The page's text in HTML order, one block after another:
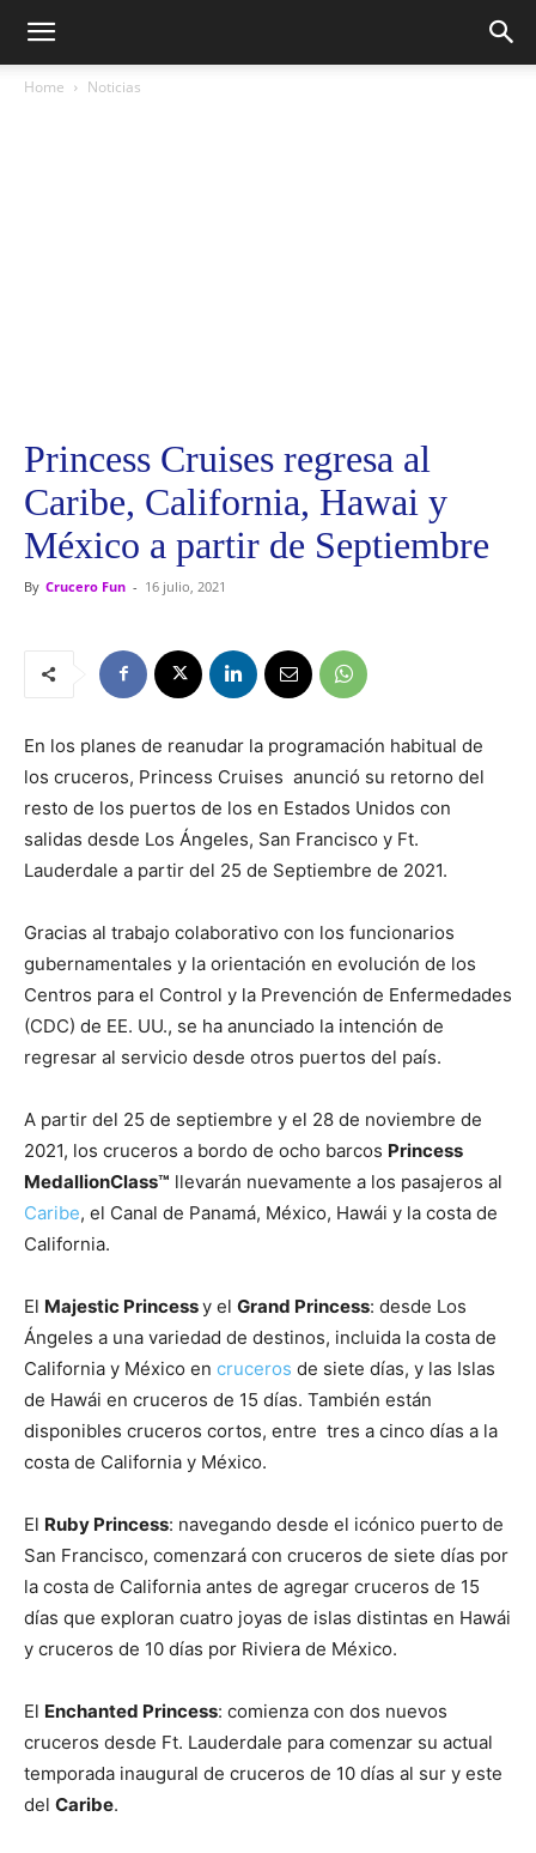
Home Noticias
Princess Cruises regresa al
Caribe, California, Hawai y
México a partir de Septiembre
By Crucero Fun - 16 julio, 2021
En los planes de reanudar la programación habitual de
los cruceros, Princess Cruises anunció su retorno del
resto de los puertos de los en Estados Unidos con
salidas desde Los Ángeles, San Francisco y Ft.
Lauderdale a partir del 25 de Septiembre de 2021.
Gracias al trabajo colaborativo con los funcionarios
gubernamentales y la orientación en evolución de los
Centros para el Control y la Prevención de Enfermedades
(CDC) de EE. UU., se ha anunciado la intención de
regresar al servicio desde otros puertos del país.
A partir del 25 de septiembre y el 28 de noviembre de
2021, los cruceros a bordo de ocho barcos Princess
MedallionClass™ llevarán nuevamente a los pasajeros al
Caribe, el Canal de Panamá, México, Hawái y la costa de
California.
El Majestic Princessy el Grand Princess: desde Los
Ángeles a una variedad de destinos, incluida la costa de
California y México en cruceros de siete días, y las Islas
de Hawái en cruceros de 15 días. También están
disponibles cruceros cortos, entre tres a cinco días a la
costa de California y México.
El Ruby Princess: navegando desde el icónico puerto de
San Francisco, comenzará con cruceros de siete días por
la costa de California antes de agregar cruceros de 15
días que exploran cuatro joyas de islas distintas en Hawái
y cruceros de 10 días por Riviera de México.
El Enchanted Princess: comienza con dos nuevos
cruceros desde Ft. Lauderdale para comenzar su actual
temporada inaugural de cruceros de 10 días al sur y este
del Caribe.